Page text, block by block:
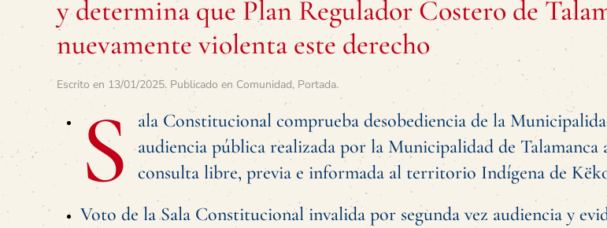
y determina que Plan Regulador Costero de
nuevamente violenta este derecho
Escrito en 13/01/2025. Publicado en Comunidad, Portada.
S
ala Constitucional comprueba desobediencia de la
audiencia pública realizada por la Municipalidad de
consulta libre, previa e informada al territorio Indígena de
Voto de la Sala Constitucional invalida por segunda vez audiencia y